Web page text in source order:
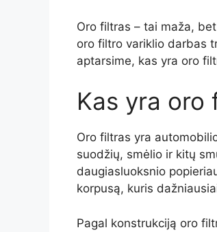
Oro filtras – tai maža,
oro filtro variklio darbas
aptarsime, kas yra oro
Kas yra oro
Oro filtras yra
suodžių, smėlio ir kitų
daugiasluoksnio
korpusą, kuris
Pagal konstrukciją oro